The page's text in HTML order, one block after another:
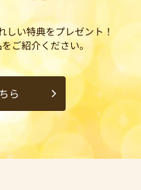
しい特典をプレゼント！
ご紹介ください。
ら